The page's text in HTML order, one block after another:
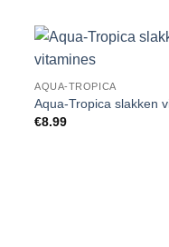
AQUA-TROPICA
Aqua-Tropica slakken
€8.99